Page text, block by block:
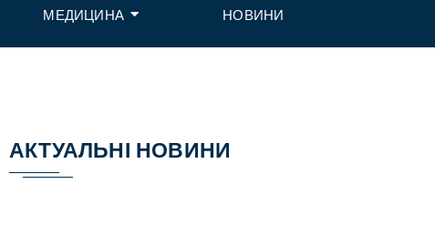
МЕДИЦИНА НОВИНИ
АКТУАЛЬНІ НОВИНИ